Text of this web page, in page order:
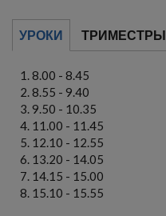
УРОКИ ТРИМЕСТРЫ
8.00 - 8.45
8.55 - 9.40
9.50 - 10.35
11.00 - 11.45
12.10 - 12.55
13.20 - 14.05
14.15 - 15.00
15.10 - 15.55